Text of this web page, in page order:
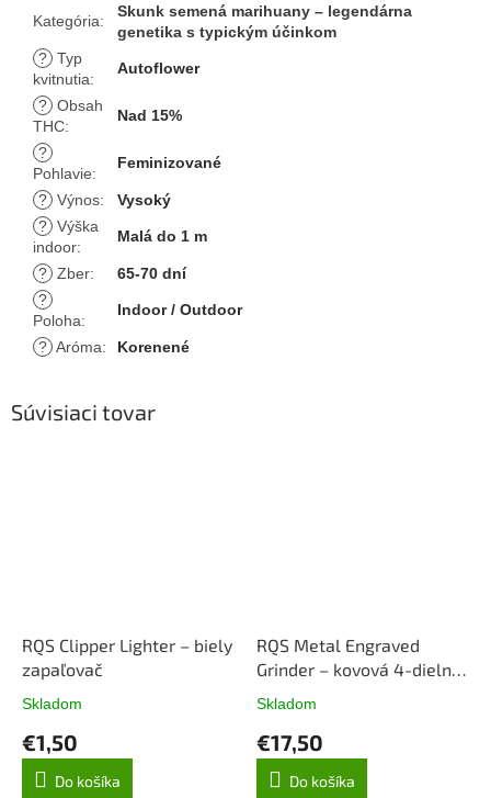
Kategória:
Skunk semená marihuany – legendárna
genetika s typickým účinkom
? Typ
kvitnutia:
Autoflower
? Obsah
THC:
Nad 15%
?
Pohlavie:
Feminizované
? Výnos:
Vysoký
? Výška
indoor:
Malá do 1 m
? Zber:
65-70 dní
?
Poloha:
Indoor / Outdoor
? Aróma: Korenené
Súvisiaci tovar
RQS Clipper Lighter – biely
zapaľovač
Priemerné
produktu
5,0
Skladom
€1,50
Do košíka
RQS Metal Engraved
Grinder – kovová 4-dielna
drvička
Priemerné
produktu
5,0
Skladom
€17,50
Do košíka